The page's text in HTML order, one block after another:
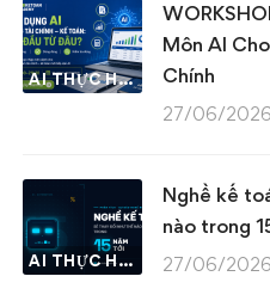
AI THỰC HÀNH
Môn AI
Chính
27/06/2026
AI THỰC HÀNH
Nghề kế
nào trong
27/06/2026